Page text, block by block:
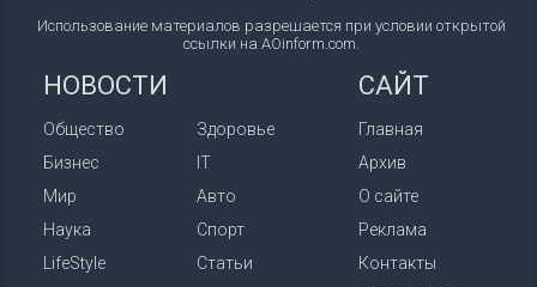
Использование материалов разрешается при условии открытой
ссылки на AOinform.com.
НОВОСТИ
Общество
Бизнес
Мир
Наука
LifeStyle
Здоровье
IT
Авто
Спорт
Статьи
САЙТ
Главная
Архив
О сайте
Реклама
Контакты